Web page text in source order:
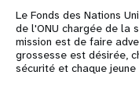
Le Fonds des Nations
de l'ONU chargée de la
mission est de faire
grossesse est désirée,
sécurité et chaque